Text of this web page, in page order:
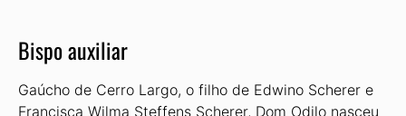
Bispo auxiliar
Gaúcho de Cerro Largo, o filho de Edwino Scherer e
Francisca Wilma Steffens Scherer, Dom Odilo nasceu